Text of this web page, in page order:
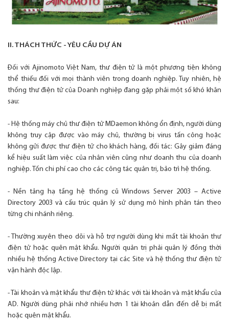
II. THÁCH THỨC - YÊU CẦU DỰ ÁN
Đối với Ajinomoto Việt Nam, thư điện tử là một phương tiện không
thể thiếu đối với mọi thành viên trong doanh nghiệp. Tuy nhiên, hệ
thống thư điện tử của Doanh nghiệp đang gặp phải một số khó khăn
sau:
- Hệ thống máy chủ thư điện tử MDaemon không ổn định, người dùng
không truy cập được vào máy chủ, thường bị virus tấn công hoặc
không gửi được thư điện tử cho khách hàng, đối tác: Gây giảm đáng
kể hiệu suất làm việc của nhân viên cũng như doanh thu của doanh
nghiệp. Tốn chi phí cao cho các công tác quản trị, bảo trì hệ thống.
- Nền tảng hạ tầng hệ thống cũ Windows Server 2003 – Active
Directory 2003 và cấu trúc quản lý sử dụng mô hình phân tán theo
từng chi nhánh riêng.
- Thường xuyên theo dõi và hỗ trợ người dùng khi mất tài khoản thư
điện tử hoặc quên mật khẩu. Người quản trị phải quản lý đồng thời
nhiều hệ thống Active Directory tại các Site và hệ thống thư điện tử
vận hành độc lập.
- Tài khoản và mật khẩu thư điện tử khác với tài khoản và mật khẩu của
AD. Người dùng phải nhớ nhiều hơn 1 tài khoản dẫn đến dễ bị mất
hoặc quên mật khẩu.